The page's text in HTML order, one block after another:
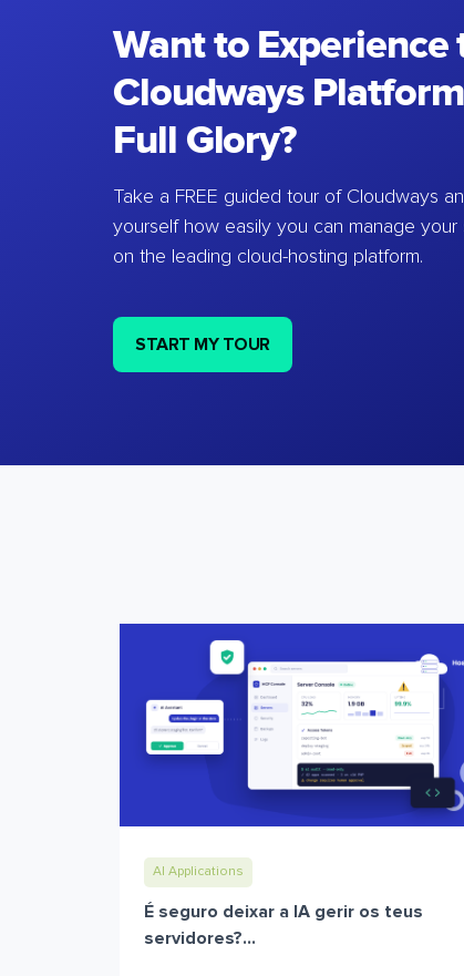
Want to Experience
Cloudways
Full Glory?
Take a FREE guided tour of Cloudways
yourself how easily you can manage your
on the leading cloud-hosting platform.
START MY TOUR
AI Applications
É seguro deixar a IA gerir os teus
servidores?...